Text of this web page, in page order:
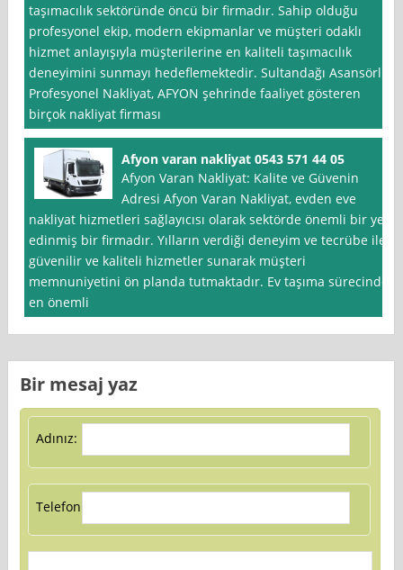
taşımacılık sektöründe öncü bir firmadır. Sahip olduğu
profesyonel ekip, modern ekipmanlar ve müşteri odaklı
hizmet anlayışıyla müşterilerine en kaliteli taşımacılık
deneyimini sunmayı hedeflemektedir. Sultandağı Asansörlü
Profesyonel Nakliyat, AFYON şehrinde faaliyet gösteren
birçok nakliyat firması
Afyon varan nakliyat 0543 571 44 05
Afyon Varan Nakliyat: Kalite ve Güvenin
Adresi Afyon Varan Nakliyat, evden eve
nakliyat hizmetleri sağlayıcısı olarak sektörde önemli bir yer
edinmiş bir firmadır. Yılların verdiği deneyim ve tecrübe ile
güvenilir ve kaliteli hizmetler sunarak müşteri
memnuniyetini ön planda tutmaktadır. Ev taşıma sürecinde
en önemli
Bir mesaj yaz
Adınız:
Telefon: